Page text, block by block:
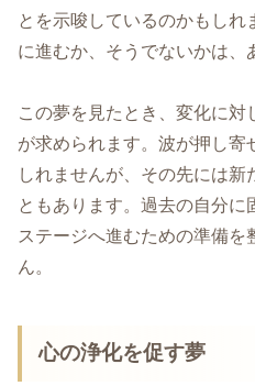
とを示唆しているのかもしれ
に進むか、そうでないかは、
この夢を見たとき、変化に対
が求められます。波が押し寄
しれませんが、その先には新
ともあります。過去の自分
ステージへ進むための準備
ん。
心の浄化を促す夢